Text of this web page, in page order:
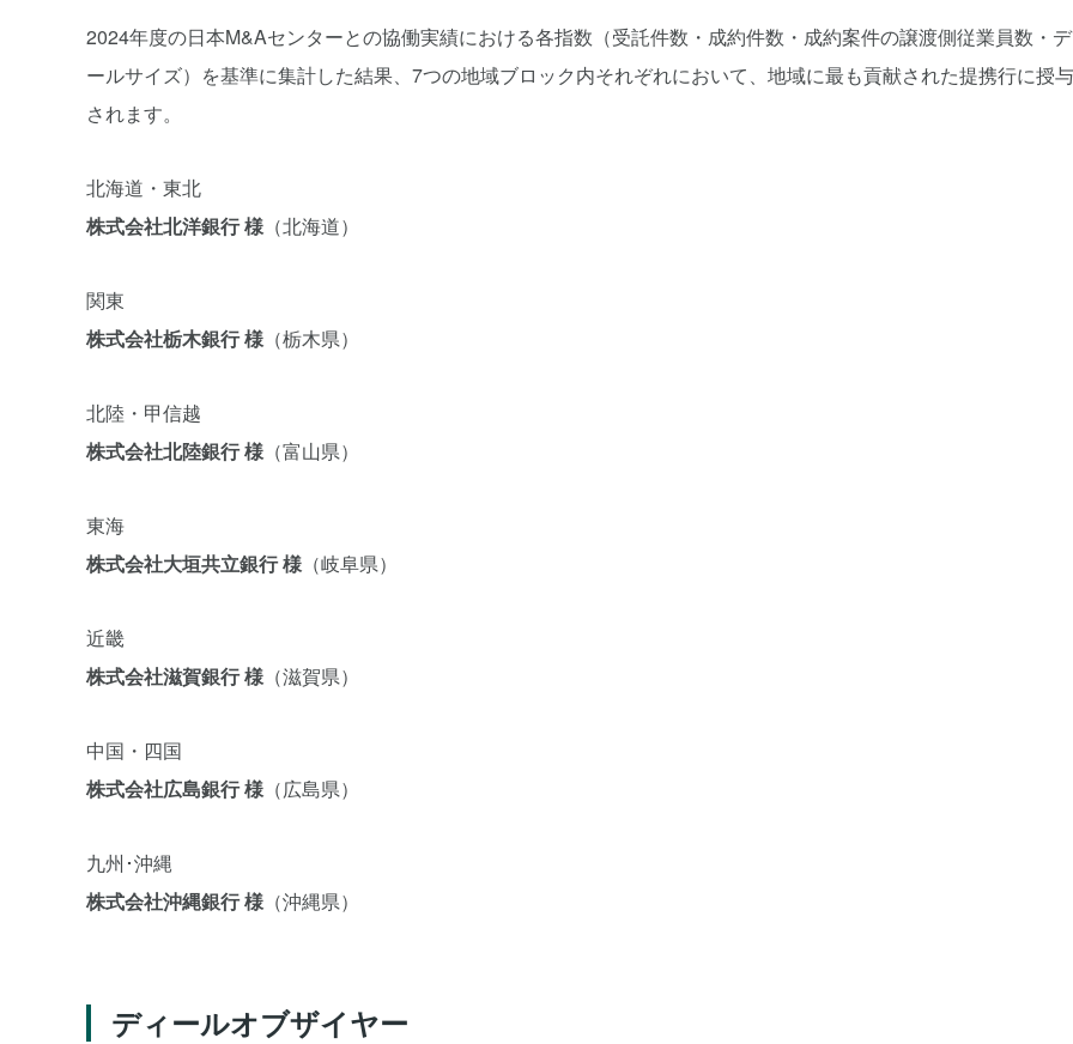
2024年度の日本M&Aセンターとの協働実績における各指数（受託件数・成約件数・成約案件の譲渡側従業員数・
ールサイズ）を基準に集計した結果、7つの地域ブロック内それぞれにおいて、地域に最も貢献された提携行に授与
されます。
北海道・東北
株式会社北洋銀行 様 （北海道）
関東
株式会社栃木銀行 様 （栃木県）
北陸・甲信越
株式会社北陸銀行 様 （富山県）
東海
株式会社大垣共立銀行 様 （岐阜県）
近畿
株式会社滋賀銀行 様 （滋賀県）
中国・四国
株式会社広島銀行 様 （広島県）
九州･沖縄
株式会社沖縄銀行 様 （沖縄県）
ディールオブザイヤー